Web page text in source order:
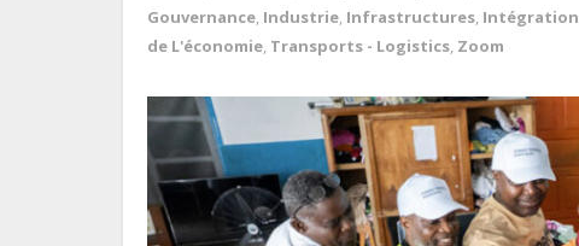
Gouvernance Industrie Infrastructures Intégration
de L'économie Transports - Logistics Zoom